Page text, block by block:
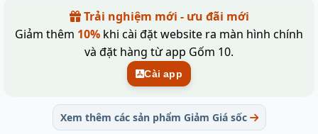
Trải nghiệm mới - ưu đãi mới
Giảm thêm 10% khi cài đặt website ra màn hình chính
và đặt hàng từ app Gốm 10.
Cài app
Xem thêm các sản phẩm Giảm Giá sốc